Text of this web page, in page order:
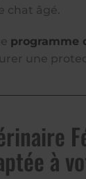
chat âgé.
programme
une
à